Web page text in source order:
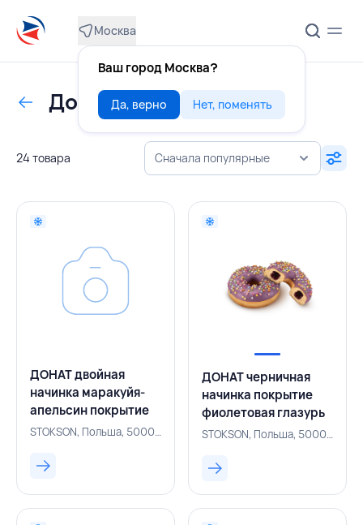
Москва
Ваш город Москва?
Да, верно Нет, поменять
Донаты
24 товара Сначала популярные
ДОНАТ двойная
начинка маракуйя-
апельсин покрытие
глазурь апельсин-
посыпка 72 г,
STOKSON, Польша, 500005675
ДОНАТ черничная
начинка покрытие
фиолетовая глазурь
разноцветная
STOKSON, ПОЛЬША
STOKSON, Польша, 500001587